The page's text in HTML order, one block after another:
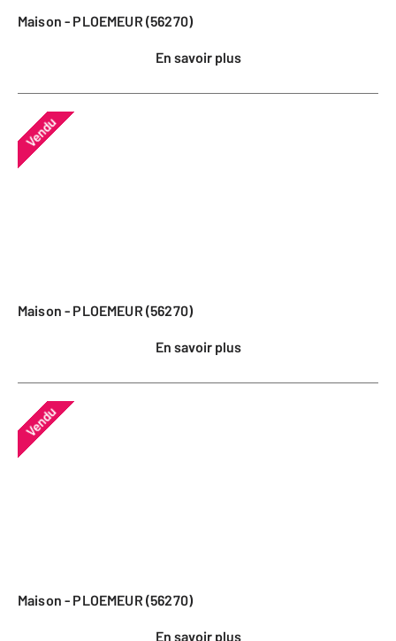
Maison - PLOEMEUR (56270)
En savoir plus
Vendu
Maison - PLOEMEUR (56270)
En savoir plus
Vendu
Maison - PLOEMEUR (56270)
En savoir plus